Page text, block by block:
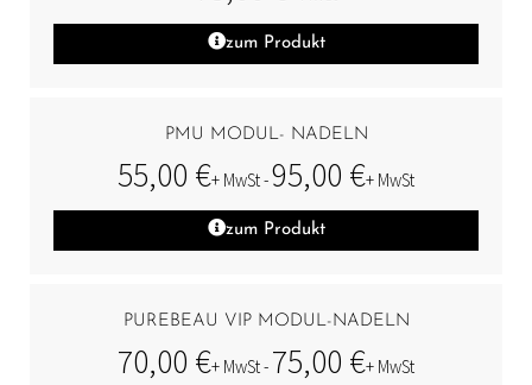
zum Produkt
PMU MODUL- NADELN
55,00 €+ MwSt -95,00 €+ MwSt
zum Produkt
PUREBEAU VIP MODUL-NADELN
70,00 €+ MwSt - 75,00 €+ MwSt